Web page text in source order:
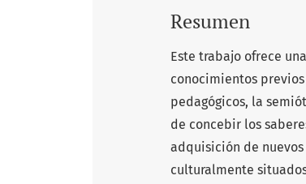
Resumen
Este trabajo ofrece
conocimientos
pedagógicos, la
de concebir los
adquisición de
culturalmente